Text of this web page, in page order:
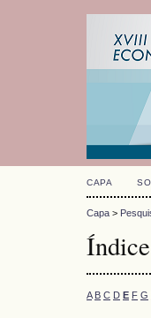
CAPA
Capa >
A B C D E F G